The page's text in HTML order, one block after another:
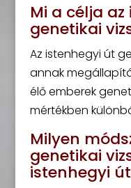
Mi a célja
genetikai
Az istenhegyi út
annak
élő emberek
mértékben
Milyen
genetikai
istenhegyi